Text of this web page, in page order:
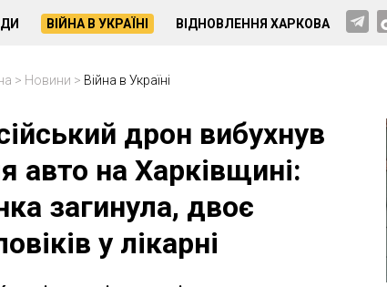
ВІЙНА В УКРАЇНІ ВІДНОВЛЕННЯ ХАРКОВА
> Новини > Війна в Україні
дрон вибухнув
авто на Харківщині:
загинула, двоє
у лікарні